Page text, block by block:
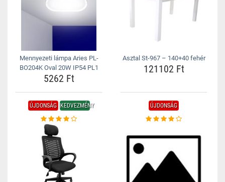
Mennyezeti lámpa Aries PL-
BO204K Oval 20W IP54 PL1
5262 Ft
Asztal St-967 – 140+40 fehér
121102 Ft
ÚJDONSÁG KEDVEZMÉNY ÚJDONSÁG